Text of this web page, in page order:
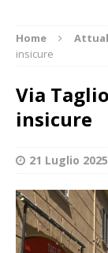
Home
insicure
Via
insicure
21 Luglio 2025